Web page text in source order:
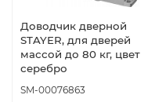
Доводчик дверной
STAYER, для дверей
массой до 80 кг, цвет
серебро
SM-00076863